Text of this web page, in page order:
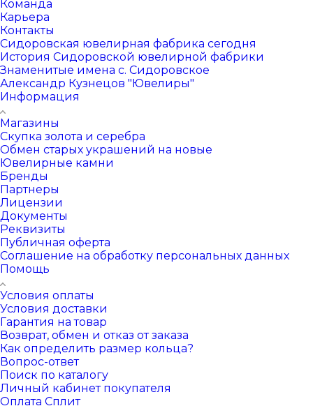
Команда
Карьера
Контакты
Сидоровская ювелирная фабрика сегодня
История Сидоровской ювелирной фабрики
Знаменитые имена с. Сидоровское
Александр Кузнецов "Ювелиры"
Информация
Магазины
Скупка золота и серебра
Обмен старых украшений на новые
Ювелирные камни
Бренды
Партнеры
Лицензии
Документы
Реквизиты
Публичная оферта
Соглашение на обработку персональных данных
Помощь
Условия оплаты
Условия доставки
Гарантия на товар
Возврат, обмен и отказ от заказа
Как определить размер кольца?
Вопрос-ответ
Поиск по каталогу
Личный кабинет покупателя
Оплата Сплит